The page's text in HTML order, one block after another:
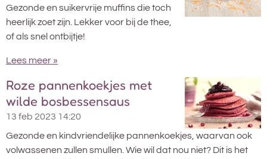
Gezonde en suikervrije muffins die toch
heerlijk zoet zijn. Lekker voor bij de thee,
of als snel ontbijtje!
Lees meer »
Roze pannenkoekjes met
wilde bosbessensaus
13 feb 2023 14:20
Gezonde en kindvriendelijke pannenkoekjes, waarvan ook
volwassenen zullen smullen. Wie wil dat nou niet? Dit is het